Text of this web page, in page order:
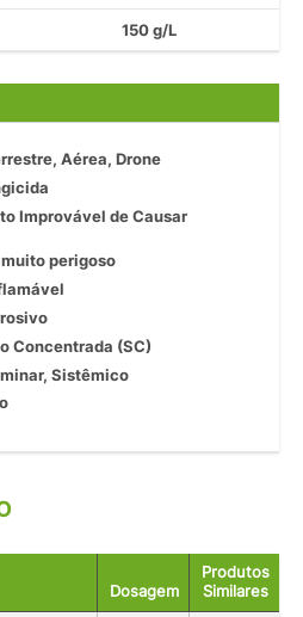
150 g/L
Aérea, Drone
Improvável de Causar
perigoso
Concentrada (SC)
Sistêmico
Dosagem
Produtos
Similares